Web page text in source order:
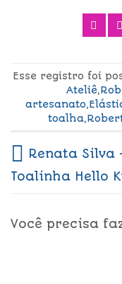
Esse registro foi
Ateliê,
artesanato,
toalha,
Renata Silva
Toalinha Hello
Você precisa